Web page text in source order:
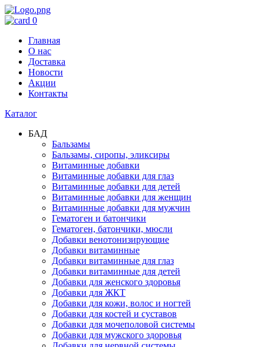
0
Главная
О нас
Доставка
Новости
Акции
Контакты
Каталог
БАД
Бальзамы
Бальзамы, сиропы, эликсиры
Витаминные добавки
Витаминные добавки для глаз
Витаминные добавки для детей
Витаминные добавки для женщин
Витаминные добавки для мужчин
Гематоген и батончики
Гематоген, батончики, мюсли
Добавки венотонизирующие
Добавки витаминные
Добавки витаминные для глаз
Добавки витаминные для детей
Добавки для женского здоровья
Добавки для ЖКТ
Добавки для кожи, волос и ногтей
Добавки для костей и суставов
Добавки для мочеполовой системы
Добавки для мужского здоровья